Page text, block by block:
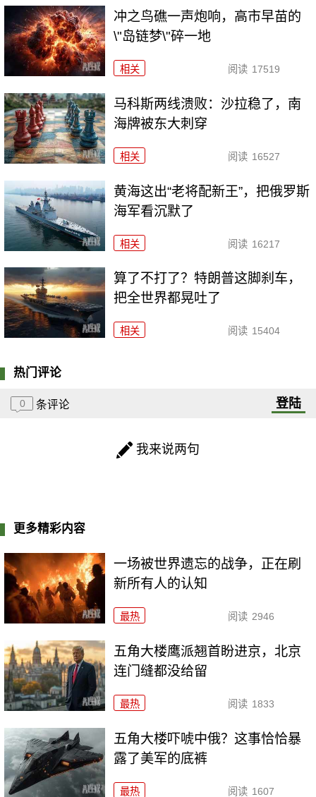
冲之鸟礁一声炮响，高市早苗的
\"岛链梦\"碎一地
相关 阅读 17519
马科斯两线溃败：沙拉稳了，南
海牌被东大刺穿
相关 阅读 16527
黄海这出“老将配新王”，把俄罗斯
海军看沉默了
相关 阅读 16217
算了不打了？特朗普这脚刹车，
把全世界都晃吐了
相关 阅读 15404
热门评论
0 条评论 登陆
我来说两句
更多精彩内容
一场被世界遗忘的战争，正在刷
新所有人的认知
最热 阅读 2946
五角大楼鹰派翘首盼进京，北京
连门缝都没给留
最热 阅读 1833
五角大楼吓唬中俄？这事恰恰暴
露了美军的底裤
最热 阅读 1607